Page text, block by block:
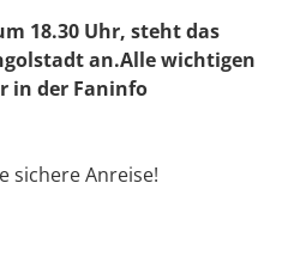
18.30 Uhr, steht das
an.Alle wichtigen
in der Faninfo
sichere Anreise!